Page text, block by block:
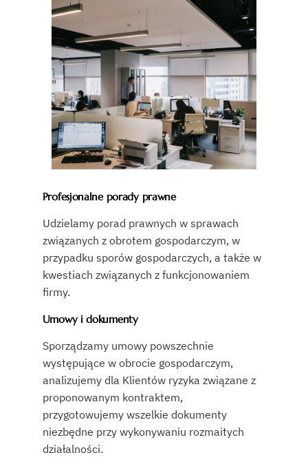
Profesjonalne porady prawne
Udzielamy porad prawnych w sprawach
związanych z obrotem gospodarczym, w
przypadku sporów gospodarczych, a także w
kwestiach związanych z funkcjonowaniem
firmy.
Umowy i dokumenty
Sporządzamy umowy powszechnie
występujące w obrocie gospodarczym,
analizujemy dla Klientów ryzyka związane z
proponowanym kontraktem,
przygotowujemy wszelkie dokumenty
niezbędne przy wykonywaniu rozmaitych
działalności.